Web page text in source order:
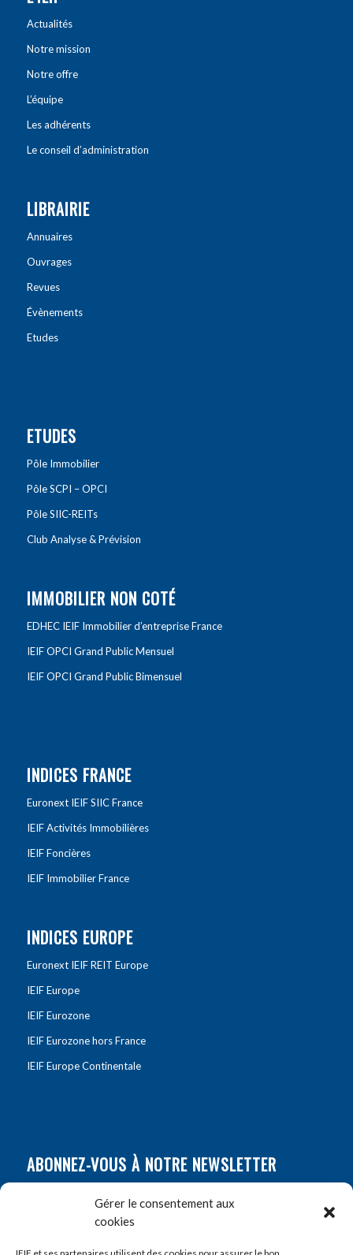
Gérer le consentement aux
cookies
Actualités
Notre mission
Notre offre
L’équipe
Les adhérents
Le conseil d’administration
LIBRAIRIE
Annuaires
Ouvrages
Revues
Évènements
Etudes
ETUDES
Pôle Immobilier
Pôle SCPI – OPCI
Pôle SIIC-REITs
Club Analyse & Prévision
IMMOBILIER NON COTÉ
EDHEC IEIF Immobilier d’entreprise France
IEIF OPCI Grand Public Mensuel
IEIF OPCI Grand Public Bimensuel
INDICES FRANCE
Euronext IEIF SIIC France
IEIF Activités Immobilières
IEIF Foncières
IEIF Immobilier France
INDICES EUROPE
Euronext IEIF REIT Europe
IEIF Europe
IEIF Eurozone
IEIF Eurozone hors France
IEIF Europe Continentale
ABONNEZ-VOUS À NOTRE NEWSLETTER
Prénom*